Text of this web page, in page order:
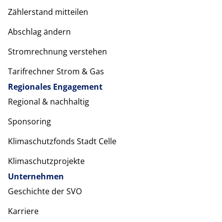
Zählerstand mitteilen
Abschlag ändern
Stromrechnung verstehen
Tarifrechner Strom & Gas
Regionales Engagement
Regional & nachhaltig
Sponsoring
Klimaschutzfonds Stadt Celle
Klimaschutzprojekte
Unternehmen
Geschichte der SVO
Karriere